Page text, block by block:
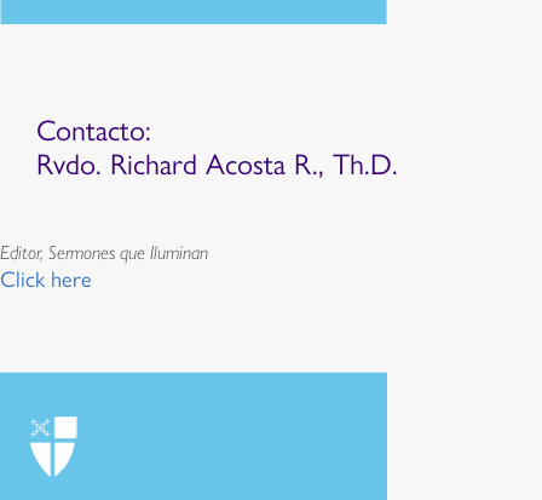
Contacto:
Rvdo. Richard Acosta R., Th.D.
Editor, Sermones que Iluminan
Click here